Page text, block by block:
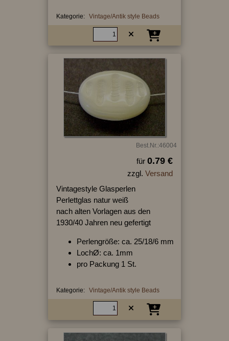
Kategorie: Vintage/Antik style Beads
Best.Nr.:46004
für 0.79 €
zzgl. Versand
Vintagestyle Glasperlen
Perlettglas natur weiß
nach alten Vorlagen aus den
1930/40 Jahren neu gefertigt
Perlengröße: ca. 25/18/6 mm
LochØ: ca. 1mm
pro Packung 1 St.
Kategorie: Vintage/Antik style Beads